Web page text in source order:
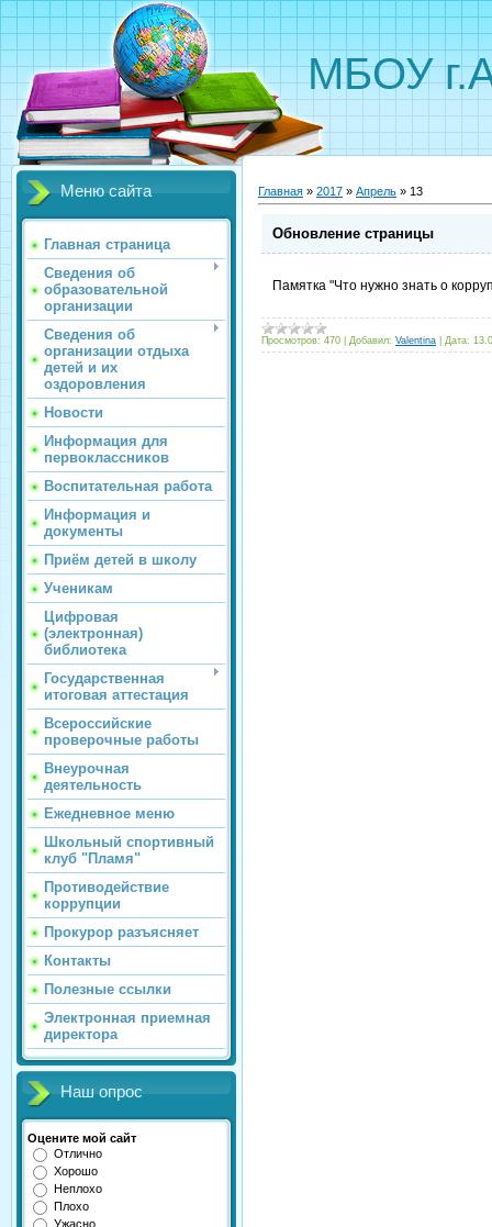
МБОУ
Меню сайта
Главная страница
Сведения об
образовательной
организации
Сведения об
организации отдыха
детей и их
оздоровления
Новости
Информация для
первоклассников
Воспитательная работа
Информация и
документы
Приём детей в школу
Ученикам
Цифровая
(электронная)
библиотека
Государственная
итоговая аттестация
Всероссийские
проверочные работы
Внеурочная
деятельность
Ежедневное меню
Школьный спортивный
клуб "Пламя"
Противодействие
коррупции
Прокурор разъясняет
Контакты
Полезные ссылки
Электронная приемная
директора
Наш опрос
Оцените мой сайт
Отлично
Хорошо
Неплохо
Плохо
Ужасно
Главная » 2017 » Апрель » 13
Обновление страницы
Памятка "Что нужно знать о
Просмотров: 470 Добавил: Valentina Дата: